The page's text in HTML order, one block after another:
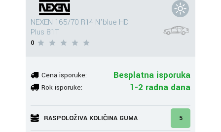
NEXEN 165/70 R14 N'blue HD
Plus 81T
0
Cena isporuke: Besplatna isporuka
Rok isporuke: 1-2 radna dana
RASPOLOŽIVA KOLIČINA GUMA 5